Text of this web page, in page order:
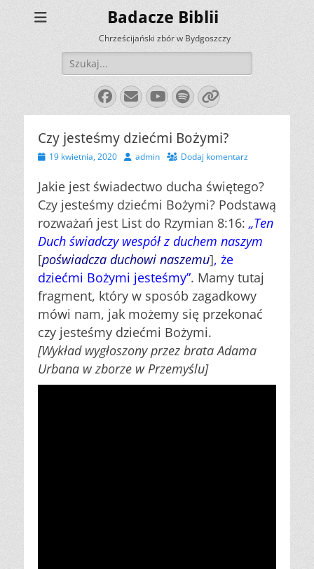
Badacze Biblii
Chrześcijański zbór w Bydgoszczy
Szukaj:
Facebook
E-
mail
YouTube
Spotify
Link
Czy jesteśmy dziećmi Bożymi?
Opublikowano
19 kwietnia, 2020 Autoradmin Dodaj komentarz
Jakie jest świadectwo ducha świętego?
Czy jesteśmy dziećmi Bożymi? Podstawą
rozważań jest List do Rzymian 8:16: „Ten
Duch świadczy wespół z duchem naszym
[poświadcza duchowi naszemu], że
dziećmi Bożymi jesteśmy”. Mamy tutaj
fragment, który w sposób zagadkowy
mówi nam, jak możemy się przekonać
czy jesteśmy dziećmi Bożymi.
[Wykład wygłoszony przez brata Adama
Urbana w zborze w Przemyślu]